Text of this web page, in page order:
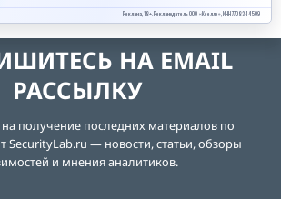
Реклама, 18+. Рекламодатель ООО «Кселло», ИНН 7708344509
НА EMAIL
РАССЫЛКУ
получение последних материалов по
SecurityLab.ru — новости, статьи, обзоры
и мнения аналитиков.